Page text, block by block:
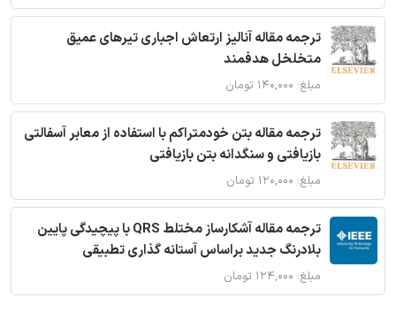
ترجمه مقاله آنالیز ارتعاش اجباری تیرهای عمیق
متخلخل هدفمند
مبلغ: ۱۴۰,۰۰۰ تومان
ترجمه مقاله بتن خودمتراکم با استفاده از معابر آسفالتی
بازیافتی و سنگدانه بتن بازیافتی
مبلغ: ۱۲۰,۰۰۰ تومان
ترجمه مقاله آشکارساز مختلط QRS با پیچیدگی پایین
بلادرنگ جدید براساس آستانه گذاری تطبیقی
مبلغ: ۱۲۴,۰۰۰ تومان